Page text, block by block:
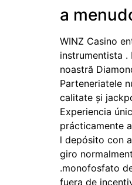
a
WINZ Casino
instrumentista
noastră
Parteneriatele
calitate și
Experiencia
prácticamente
l depósito con
giro
.monofosfato
fuera de